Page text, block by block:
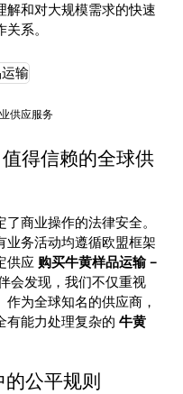
解和对大规模需求的快速
系。
供应服务
得信赖的全球供
商业操作的法律安全。
业务活动均遵循欧盟框架
供应 购买牛黄样品运输 –
会发现，我们不仅重视
为全球知名的供应商，
有能力处理复杂的 牛黄
公平规则